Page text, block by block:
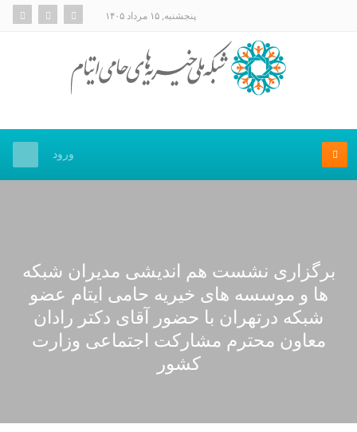
پنجشنبه, ۱۵ مرداد ۱۴۰۵
ورود
برگزاری نشست هم اندیشی مدیران شبکه
ها و موسسه های خیریه حامی ایتام عضو
شبکه درتهران با حضور آقای دکتر رادان
معاون محترم مشارکت اجتماعی وزارت
کشور